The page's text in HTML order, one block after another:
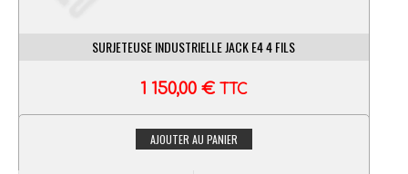
SURJETEUSE INDUSTRIELLE JACK E4 4 FILS
1 150,00 € TTC
AJOUTER AU PANIER